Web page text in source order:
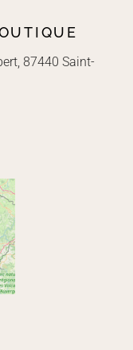
87440 Saint-